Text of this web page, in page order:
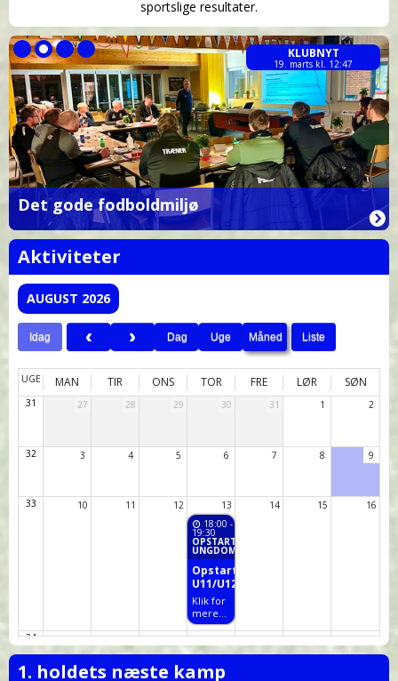
sportslige resultater.
KLUBNYT
19. marts kl. 12:47
Det gode fodboldmiljø
Aktiviteter
AUGUST 2026
Idag Dag Uge Måned Liste
UGE MAN TIR ONS TOR FRE LØR SØN
31 27 28 29 30 31 1 2
32 3 4 5 6 7 8 9
33 10 11 12 13 14 15
16
18:00 -
19:30
OPSTART
UNGDOM
Opstartsmøde
U11/U12
Klik for
mere...
34 17 18 19 20 21 22
23
19:00-
21:00
1. holdets næste kamp